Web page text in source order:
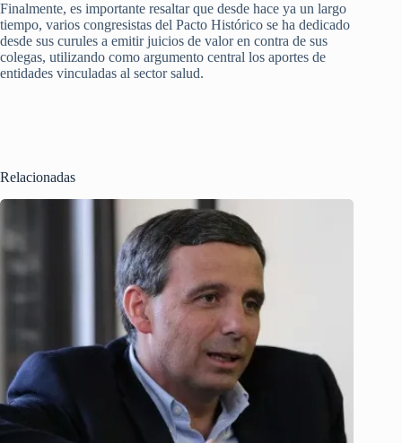
Finalmente, es importante resaltar que desde hace ya un largo
tiempo, varios congresistas del Pacto Histórico se ha dedicado
desde sus curules a emitir juicios de valor en contra de sus
colegas, utilizando como argumento central los aportes de
entidades vinculadas al sector salud.
Relacionadas